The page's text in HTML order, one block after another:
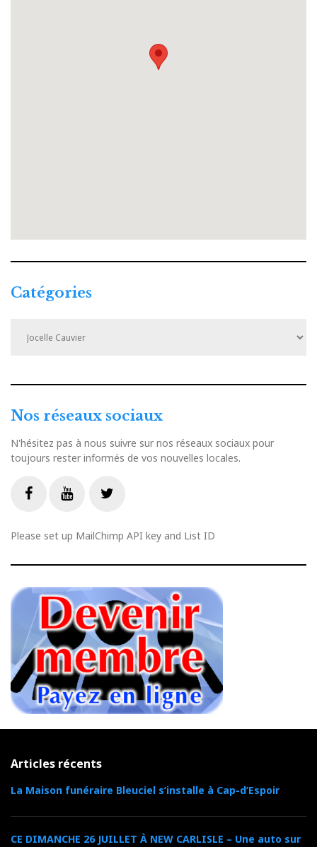
Catégories
Nos réseaux sociaux
N'hésitez pas à nous suivre sur nos réseaux sociaux pour
toujours rester informés de vos nouvelles locales.
Please set up MailChimp API key and List ID
Articles récents
La Maison funéraire Bleuciel s’installe à Cap-d’Espoir
CE DIMANCHE 26 JUILLET À NEW CARLISLE – Une auto sur